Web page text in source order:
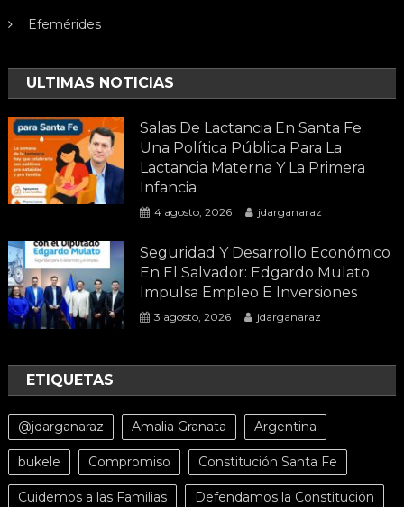
Efemérides
ULTIMAS NOTICIAS
Salas De Lactancia En Santa Fe:
Una Política Pública Para La
Lactancia Materna Y La Primera
Infancia
4 agosto, 2026 jdarganaraz
Seguridad Y Desarrollo Económico
En El Salvador: Edgardo Mulato
Impulsa Empleo E Inversiones
3 agosto, 2026 jdarganaraz
ETIQUETAS
@jdarganaraz Amalia Granata Argentina
bukele Compromiso Constitución Santa Fe
Cuidemos a las Familias Defendamos la Constitución